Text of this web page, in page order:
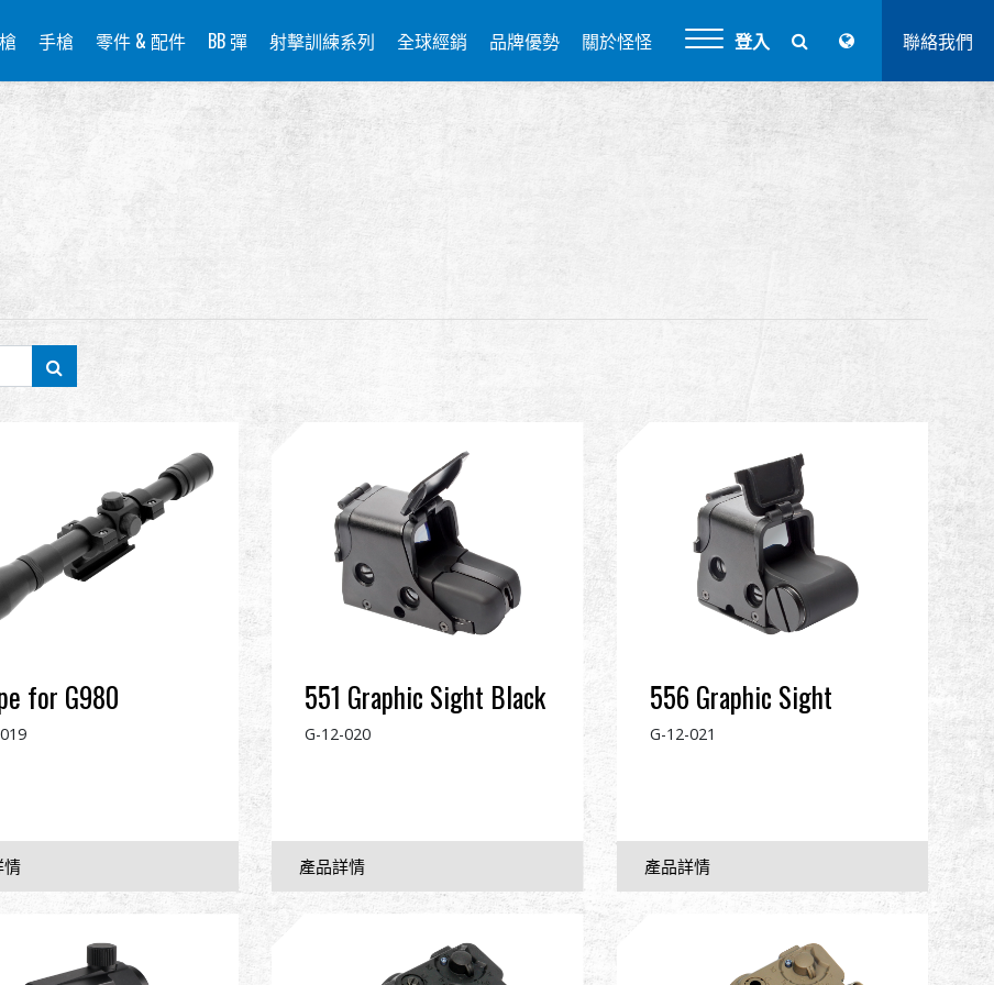
手槍 零件 & 配件 BB 彈 射擊訓練系列 全球經銷 品牌優勢 關於怪怪 登入 聯絡我們
for G980 551 Graphic Sight Black
G-12-020
556 Graphic Sight
G-12-021